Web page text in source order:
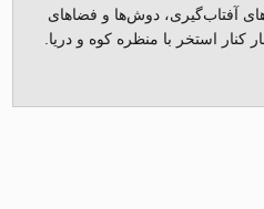
تراس‌های آفتاب‌گیری، دوش‌ها و فضاهای
کنار استخر با منظره کوه و دریا.